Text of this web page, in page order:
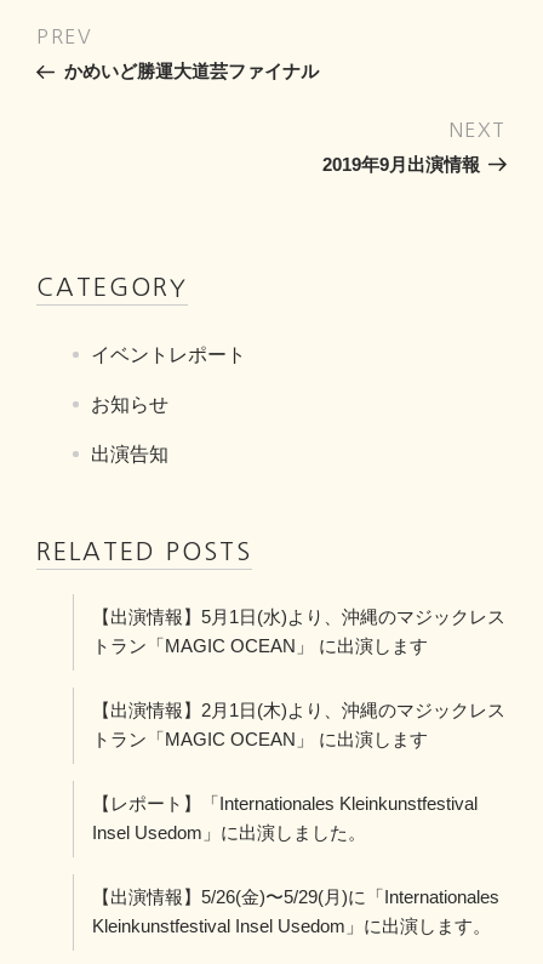
ナ
ン
過
去
かめいど勝運大道芸ファイナル
2019年9月出演情報
CATEGORY
イベントレポート
お知らせ
出演告知
RELATED POSTS
【出演情報】5月1日(水)より、沖縄のマジックレス
トラン「MAGIC OCEAN」 に出演します
【出演情報】2月1日(木)より、沖縄のマジックレス
トラン「MAGIC OCEAN」 に出演します
【レポート】「Internationales Kleinkunstfestival
Insel Usedom」に出演しました。
【出演情報】5/26(金)〜5/29(月)に「Internationales
Kleinkunstfestival Insel Usedom」に出演します。